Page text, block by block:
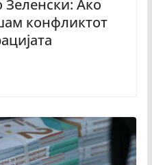
Зеленски: Ако
конфликтот